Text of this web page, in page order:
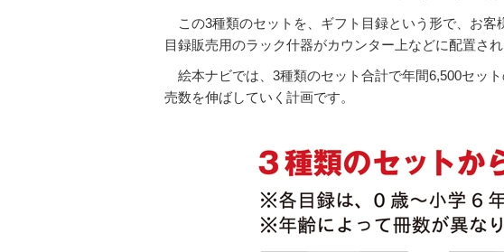
この3種類のセットを、ギフト目録という形で、お
目録販売用のラック什器がカウンター上などに配置され
絵本ナビでは、3種類のセット合計で年間6,500セッ
売数を伸ばしていく計画です。